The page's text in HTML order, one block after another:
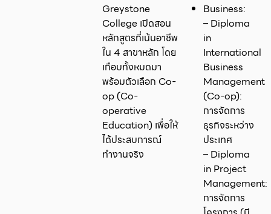
Greystone
College เปิดสอน
หลักสูตรที่เน้นอาชีพ
ใน 4 สาขาหลัก โดย
เกือบทั้งหมดมา
พร้อมตัวเลือก Co-
op (Co-
operative
Education) เพื่อให้
ได้ประสบการณ์
ทำงานจริง
Business:
– Diploma
in
International
Business
Management
(Co-op):
การจัดการ
ธุรกิจระหว่าง
ประเทศ
– Diploma
in Project
Management:
การจัดการ